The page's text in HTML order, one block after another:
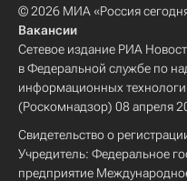
© 2026 МИА «Россия
Вакансии
Сетевое издание РИА
в Федеральной службе по
информационных
(Роскомнадзор) 08 апреля
Свидетельство о
Учредитель: Федеральное
предприятие